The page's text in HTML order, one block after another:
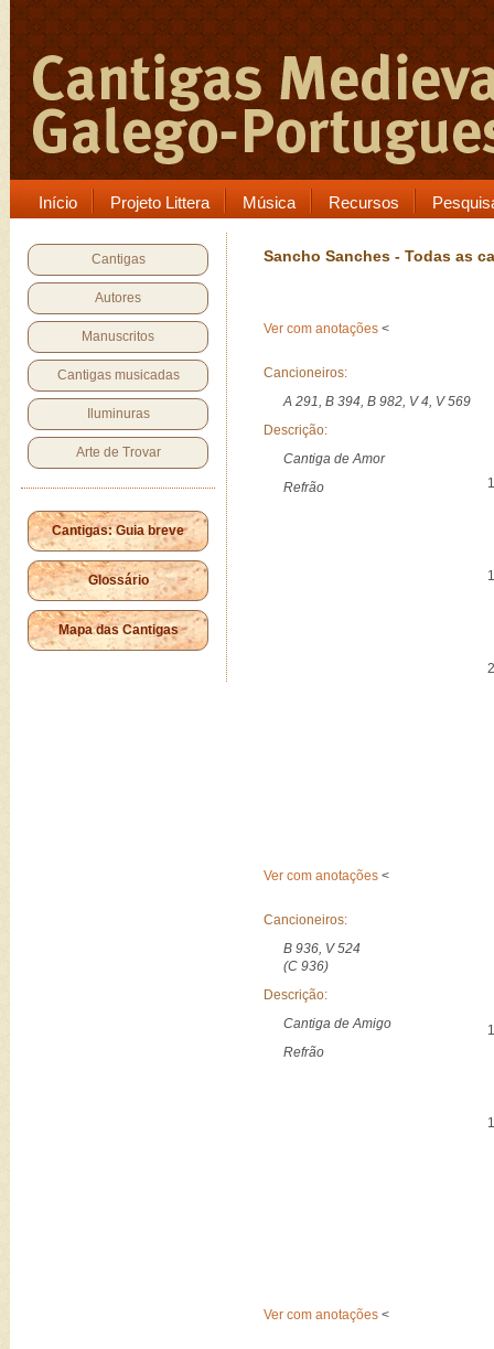
Início Projeto Littera Música Recursos
Cantigas
Autores
Manuscritos
Cantigas musicadas
Iluminuras
Arte de Trovar
Cantigas: Guia breve
Glossário
Mapa das Cantigas
Sancho Sanches - Todas as
Ver com anotações <
Cancioneiros:
A 291, B 394, B 982, V 4, V 569
Descrição:
Cantiga de Amor
Refrão
Ver com anotações <
Cancioneiros:
B 936, V 524
(C 936)
Descrição:
Cantiga de Amigo
Refrão
Ver com anotações <